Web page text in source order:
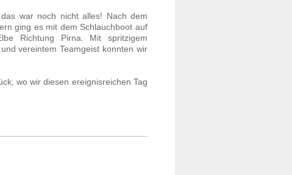
das war noch nicht alles! Nach dem
ging es mit dem Schlauchboot auf
Richtung Pirna. Mit spritzigem
vereintem Teamgeist konnten wir
wo wir diesen ereignisreichen Tag